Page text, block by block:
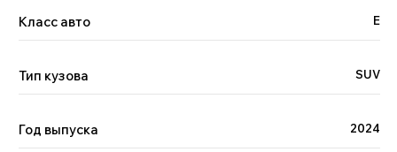
Класс авто Е
Тип кузова SUV
Год выпуска 2024